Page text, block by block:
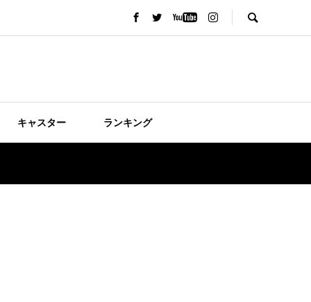
キャスター ランキング